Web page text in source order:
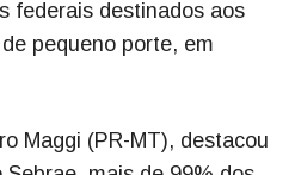
federais destinados aos
pequeno porte, em
Maggi (PR-MT), destacou